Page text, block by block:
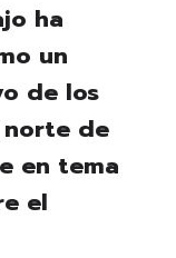
ha
un
de los
de
en tema
el